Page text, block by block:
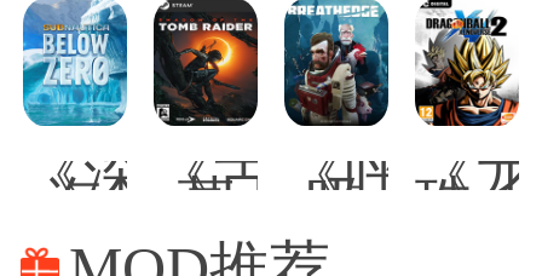
《深
海
迷
《古
墓
丽
《呼
吸
边
《龙
珠：